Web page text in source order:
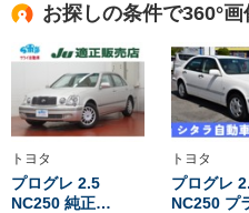
サイズ
(全長x全幅x全高)
1.46m～1.48m
全幅
1.72m
全長
お探しの条件で360°
トヨタ
プログレ 2.5
NC250 純正…
トヨタ
プログレ
NC250 プ